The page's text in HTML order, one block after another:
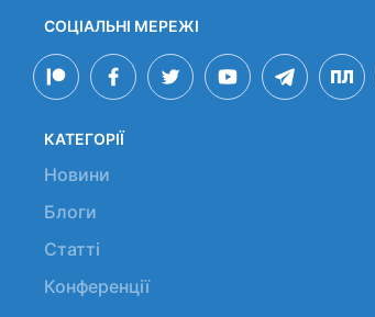
СОЦІАЛЬНІ МЕРЕЖІ
КАТЕГОРІЇ
Новини
Блоги
Статті
Конференції